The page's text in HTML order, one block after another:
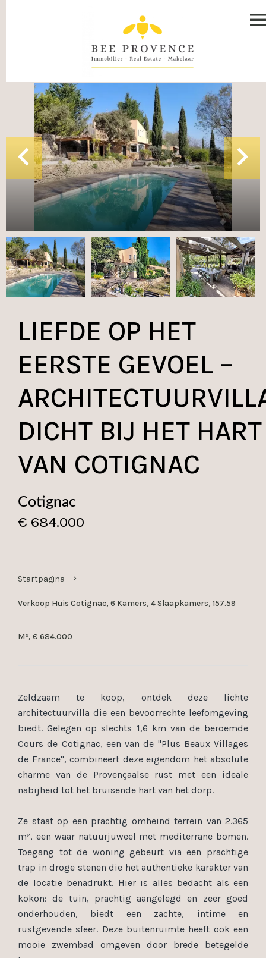
LIEFDE OP HET
EERSTE GEVOEL –
DICHT BIJ HET HART
VAN COTIGNAC
Cotignac
€ 684.000
Startpagina
Verkoop Huis Cotignac, 6 Kamers, 4 Slaapkamers, 157.59
M², € 684.000
Zeldzaam te koop, ontdek deze lichte
architectuurvilla die een bevoorrechte leefomgeving
biedt. Gelegen op slechts 1,6 km van de beroemde
Cours de Cotignac, een van de "Plus Beaux Villages
de France", combineert deze eigendom het absolute
charme van de Provençaalse rust met een ideale
nabijheid tot het bruisende hart van het dorp.
Ze staat op een prachtig omheind terrein van 2.365
m², een waar natuurjuweel met mediterrane bomen.
Toegang tot de woning gebeurt via een prachtige
trap in droge stenen die het authentieke karakter van
de locatie benadrukt. Hier is alles bedacht als een
kokon: de tuin, prachtig aangelegd en zeer goed
onderhouden, biedt een zachte, intime en
rustgevende sfeer. Deze buitenruimte heeft ook een
mooie zwembad omgeven door brede betegelde